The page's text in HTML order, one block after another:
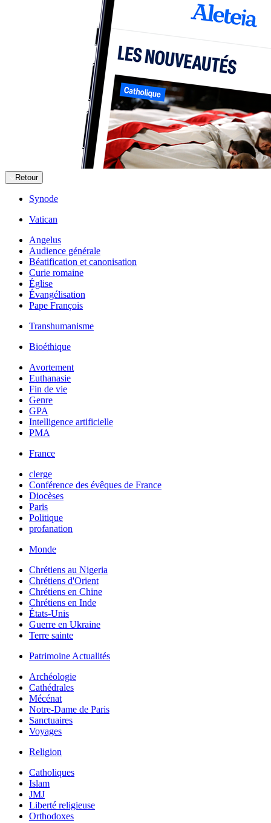
Retour
Synode
Vatican
Angelus
Audience générale
Béatification et canonisation
Curie romaine
Église
Évangélisation
Pape François
Transhumanisme
Bioéthique
Avortement
Euthanasie
Fin de vie
Genre
GPA
Intelligence artificielle
PMA
France
clerge
Conférence des évêques de France
Diocèses
Paris
Politique
profanation
Monde
Chrétiens au Nigeria
Chrétiens d'Orient
Chrétiens en Chine
Chrétiens en Inde
États-Unis
Guerre en Ukraine
Terre sainte
Patrimoine Actualités
Archéologie
Cathédrales
Mécénat
Notre-Dame de Paris
Sanctuaires
Voyages
Religion
Catholiques
Islam
JMJ
Liberté religieuse
Orthodoxes